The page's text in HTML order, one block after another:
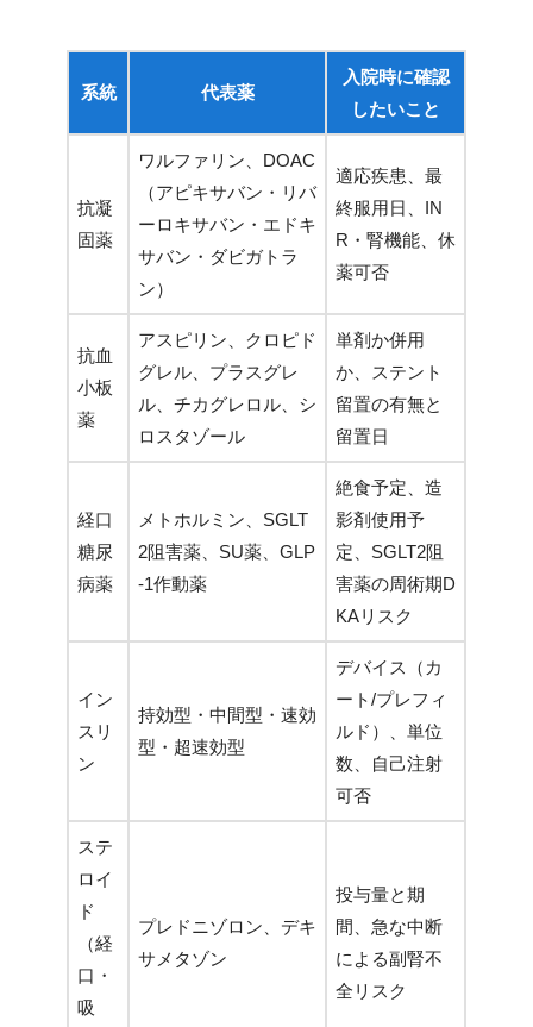
系統 代表薬
入院時に確認
したいこと
抗凝
固薬
ワルファリン、DOAC
（アピキサバン・リバ
ーロキサバン・エドキ
サバン・ダビガトラ
ン）
適応疾患、最
終服用日、IN
R・腎機能、休
薬可否
抗血
小板
薬
アスピリン、クロピド
グレル、プラスグレ
ル、チカグレロル、シ
ロスタゾール
単剤か併用
か、ステント
留置の有無と
留置日
経口
糖尿
病薬
メトホルミン、SGLT
2阻害薬、SU薬、GLP
-1作動薬
絶食予定、造
影剤使用予
定、SGLT2阻
害薬の周術期D
KAリスク
イン
スリ
ン
持効型・中間型・速効
型・超速効型
デバイス（カ
ート/プレフィ
ルド）、単位
数、自己注射
可否
ステ
ロイ
ド
（経
口・
吸
プレドニゾロン、デキ
サメタゾン
投与量と期
間、急な中断
による副腎不
全リスク